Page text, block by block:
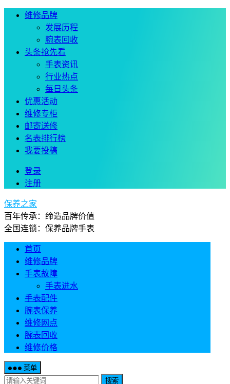
维修品牌
发展历程
腕表回收
头条抢先看
手表资讯
行业热点
每日头条
优惠活动
维修专柜
邮寄送修
名表排行榜
我要投稿
登录
注册
保养之家
百年传承：缔造品牌价值
全国连锁：保养品牌手表
首页
维修品牌
手表故障
手表进水
手表配件
腕表保养
维修网点
腕表回收
维修价格
菜单
搜索